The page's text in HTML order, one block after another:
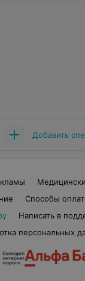
Добавить
Способы
Написать в
персональных